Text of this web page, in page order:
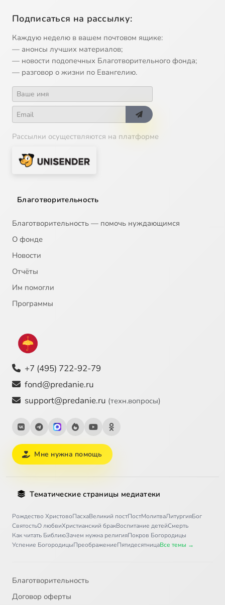
Подписаться на рассылку:
Каждую неделю в вашем почтовом ящике:
— анонсы лучших материалов;
— новости подопечных Благотворительного фонда;
— разговор о жизни по Евангелию.
Рассылки осуществляются на платформе
Благотворительность
Благотворительность — помочь нуждающимся
О фонде
Новости
Отчёты
Им помогли
Программы
+7 (495) 722-92-79
fond@predanie.ru
support@predanie.ru (техн.вопросы)
Мне нужна помощь
Тематические страницы медиатеки
Рождество ХристовоПасхаВеликий постПостМолитваЛитургияБог
СвятостьО любвиХристианский бракВоспитание детейСмерть
Как читать БиблиюЗачем нужна религияПокров Богородицы
Успение БогородицыПреображениеПятидесятницаВсе темы →
Благотворительность
Договор оферты